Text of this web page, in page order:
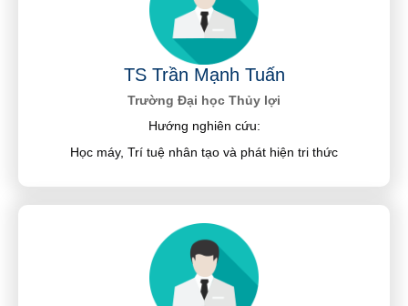
TS Trần Mạnh Tuấn
Trường Đại học Thủy lợi
Hướng nghiên cứu:
Học máy, Trí tuệ nhân tạo và phát hiện tri thức